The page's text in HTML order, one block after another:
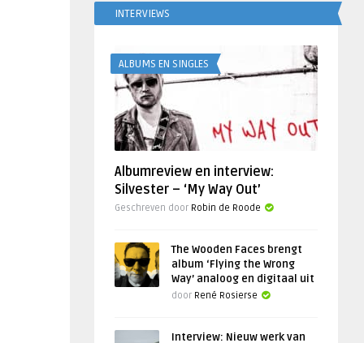
INTERVIEWS
ALBUMS EN SINGLES
Albumreview en interview:
Silvester – ‘My Way Out’
Geschreven door Robin de Roode
The Wooden Faces brengt
album ‘Flying the Wrong
Way’ analoog en digitaal uit
door René Rosierse
Interview: Nieuw werk van